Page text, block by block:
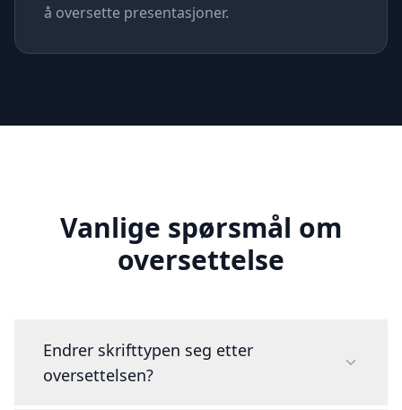
å oversette presentasjoner.
Vanlige spørsmål om
oversettelse
Endrer skrifttypen seg etter
oversettelsen?